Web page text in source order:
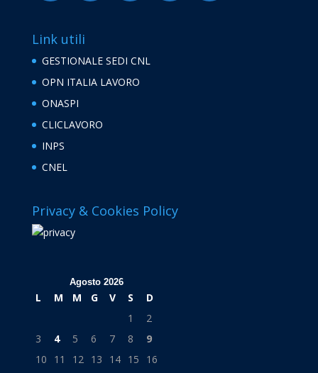
Link utili
GESTIONALE SEDI CNL
OPN ITALIA LAVORO
ONASPI
CLICLAVORO
INPS
CNEL
Privacy & Cookies Policy
Agosto 2026
L M M G V S
D
1
2
3
4 5 6 7 8
9
10
11 12 13 14 15
16